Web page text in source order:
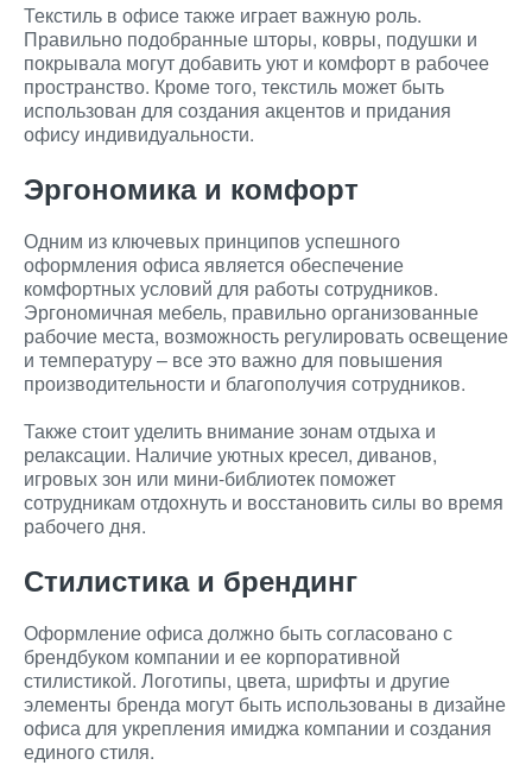
Текстиль в офисе также играет важную роль.
Правильно подобранные шторы, ковры, подушки и
покрывала могут добавить уют и комфорт в рабочее
пространство. Кроме того, текстиль может быть
использован для создания акцентов и придания
офису индивидуальности.
Эргономика и комфорт
Одним из ключевых принципов успешного
оформления офиса является обеспечение
комфортных условий для работы сотрудников.
Эргономичная мебель, правильно организованные
рабочие места, возможность регулировать освещение
и температуру – все это важно для повышения
производительности и благополучия сотрудников.
Также стоит уделить внимание зонам отдыха и
релаксации. Наличие уютных кресел, диванов,
игровых зон или мини-библиотек поможет
сотрудникам отдохнуть и восстановить силы во время
рабочего дня.
Стилистика и брендинг
Оформление офиса должно быть согласовано с
брендбуком компании и ее корпоративной
стилистикой. Логотипы, цвета, шрифты и другие
элементы бренда могут быть использованы в дизайне
офиса для укрепления имиджа компании и создания
единого стиля.